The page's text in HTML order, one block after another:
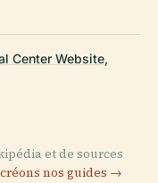
Center Website,
et de sources
nos guides →